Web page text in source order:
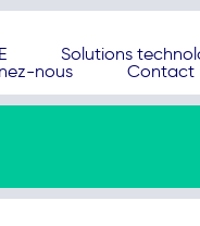
Solutions
nous
Contact